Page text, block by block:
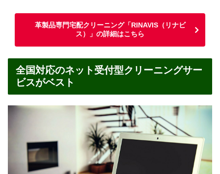
革製品専門宅配クリーニング「RINAVIS（リナビ
ス）」の詳細はこちら
全国対応のネット受付型クリーニングサー
ビスがベスト